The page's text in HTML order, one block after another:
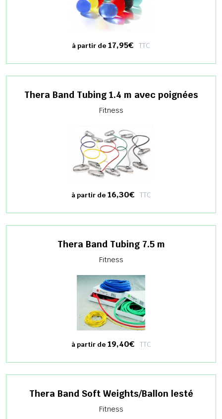
à partir de 17,95€ TTC
Thera Band Tubing 1.4 m avec poignées
Fitness
à partir de16,30€ TTC
Thera Band Tubing 7.5 m
Fitness
à partir de19,40€ TTC
Thera Band Soft Weights/Ballon lesté
Fitness